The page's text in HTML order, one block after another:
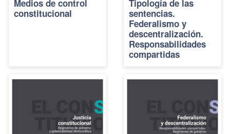
Medios de control
constitucional
Tipología de las
sentencias.
Federalismo y
descentralización.
Responsabilidades
compartidas